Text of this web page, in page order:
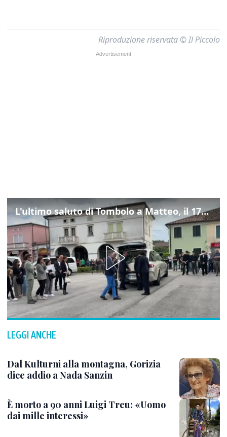
Riproduzione riservata © Il Piccolo
L'ultimo saluto di Tombolo a Matteo, il 17enne morto di tumore. Il video
LEGGI ANCHE
Dal Kulturni alla montagna, Gorizia
dice addio a Nada Sanzin
È morto a 90 anni Luigi Treu: «Uomo
dai mille interessi»